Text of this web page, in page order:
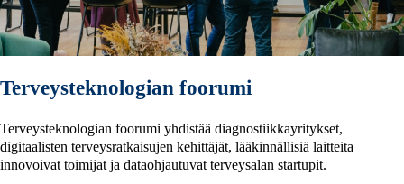
Terveysteknologian foorumi
Terveysteknologian foorumi yhdistää diagnostiikkayritykset,
digitaalisten terveysratkaisujen kehittäjät, lääkinnällisiä laitteita
innovoivat toimijat ja dataohjautuvat terveysalan startupit.